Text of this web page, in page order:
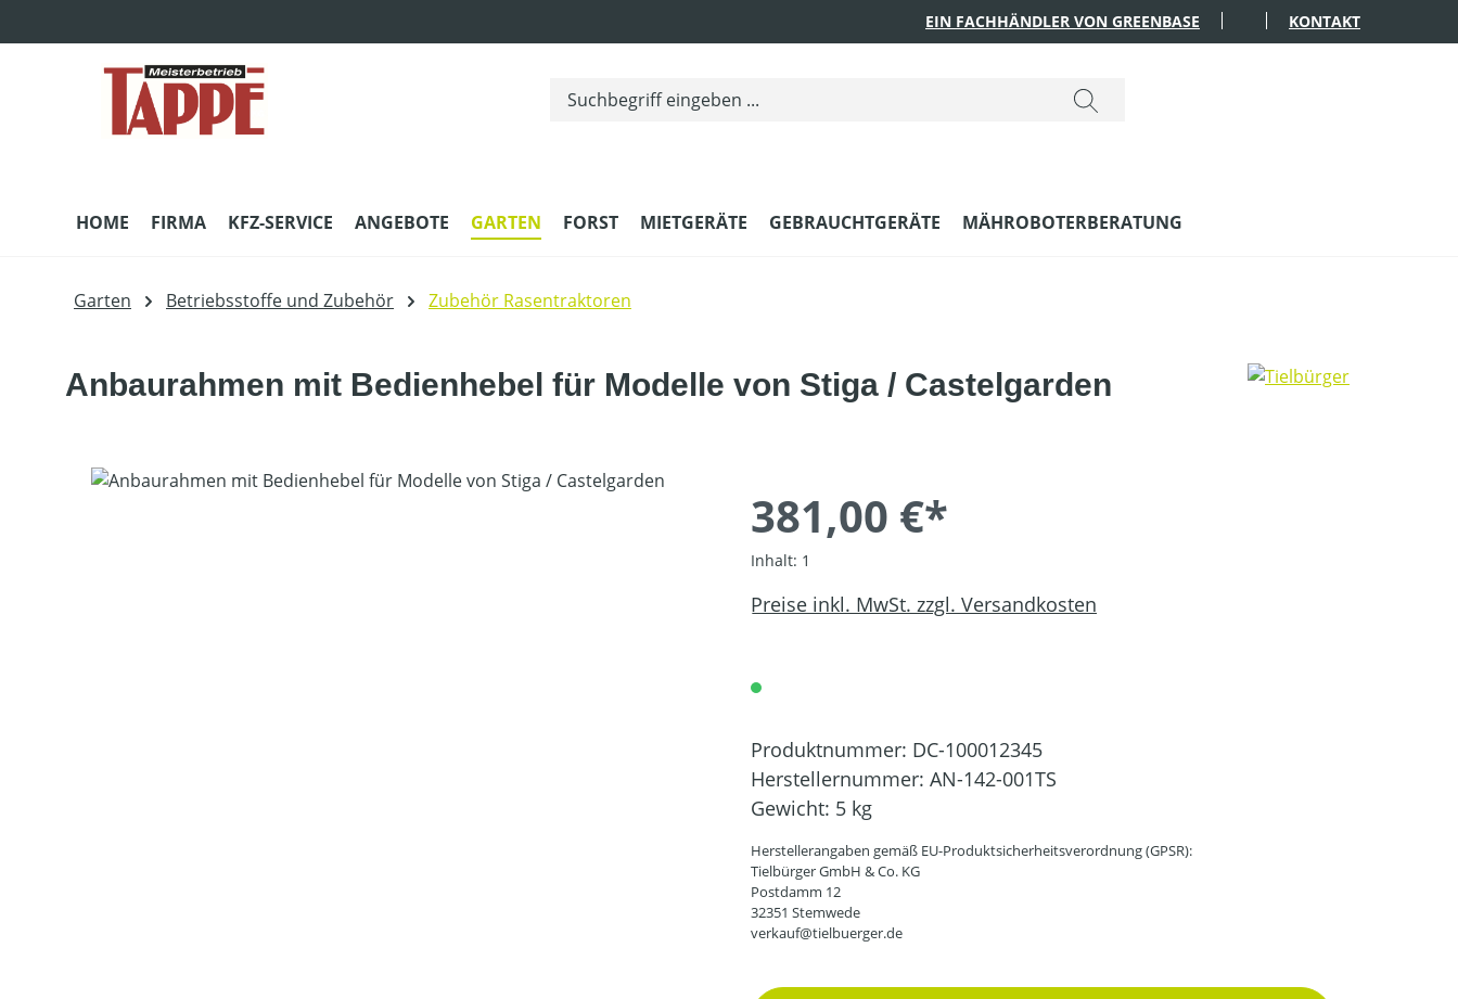
EIN FACHHÄNDLER VON GREENBASE KONTAKT
HOME FIRMA KFZ-SERVICE ANGEBOTE GARTEN FORST MIETGERÄTE GEBRAUCHTGERÄTE MÄHROBOTERBERATUNG
Garten Betriebsstoffe und Zubehör Zubehör Rasentraktoren
Anbaurahmen mit Bedienhebel für Modelle von Stiga / Castelgarden
Bildergalerie überspringen
381,00 €*
Inhalt: 1
Preise inkl. MwSt. zzgl. Versandkosten
Produktnummer: DC-100012345
Herstellernummer: AN-142-001TS
Gewicht: 5 kg
Herstellerangaben gemäß EU-Produktsicherheitsverordnung (GPSR):
Tielbürger GmbH & Co. KG
Postdamm 12
32351 Stemwede
verkauf@tielbuerger.de